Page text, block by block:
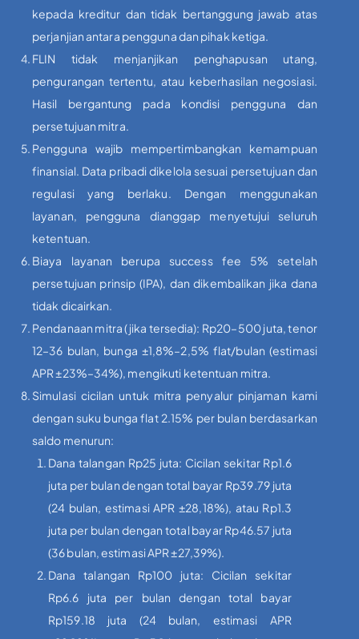
kepada kreditur dan tidak bertanggung jawab atas
perjanjian antara pengguna dan pihak ketiga.
FLIN tidak menjanjikan penghapusan utang,
pengurangan tertentu, atau keberhasilan negosiasi.
Hasil bergantung pada kondisi pengguna dan
persetujuan mitra.
Pengguna wajib mempertimbangkan kemampuan
finansial. Data pribadi dikelola sesuai persetujuan dan
regulasi yang berlaku. Dengan menggunakan
layanan, pengguna dianggap menyetujui seluruh
ketentuan.
Biaya layanan berupa success fee 5% setelah
persetujuan prinsip (IPA), dan dikembalikan jika dana
tidak dicairkan.
Pendanaan mitra (jika tersedia): Rp20–500 juta, tenor
12–36 bulan, bunga ±1,8%–2,5% flat/bulan (estimasi
APR ±23%–34%), mengikuti ketentuan mitra.
Simulasi cicilan untuk mitra penyalur pinjaman kami
dengan suku bunga flat 2.15% per bulan berdasarkan
saldo menurun:
Dana talangan Rp25 juta: Cicilan sekitar Rp1.6
juta per bulan dengan total bayar Rp39.79 juta
(24 bulan, estimasi APR ±28,18%), atau Rp1.3
juta per bulan dengan total bayar Rp46.57 juta
(36 bulan, estimasi APR ±27,39%).
Dana talangan Rp100 juta: Cicilan sekitar
Rp6.6 juta per bulan dengan total bayar
Rp159.18 juta (24 bulan, estimasi APR